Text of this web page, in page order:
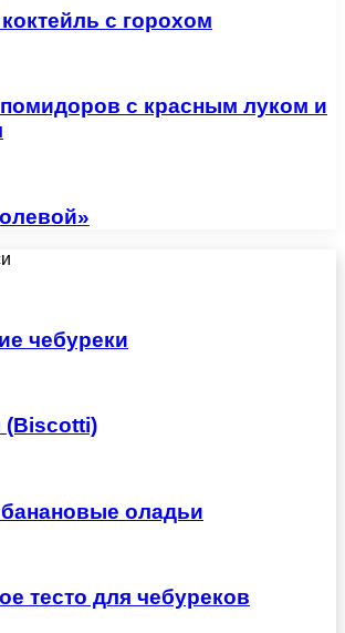
с горохом
с красным луком и
чебуреки
(Biscotti)
оладьи
тесто для чебуреков